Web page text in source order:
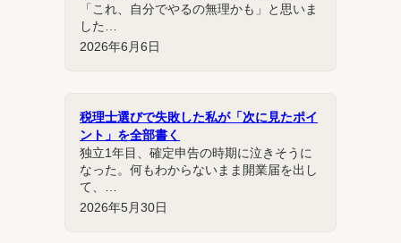
「これ、自分でやるの無理かも」と思いま
した…
2026年6月6日
税理士選びで失敗した私が「次に見たポイ
ント」を全部書く
独立1年目、確定申告の時期に泣きそうに
なった。何もわからないまま開業届を出し
て、…
2026年5月30日